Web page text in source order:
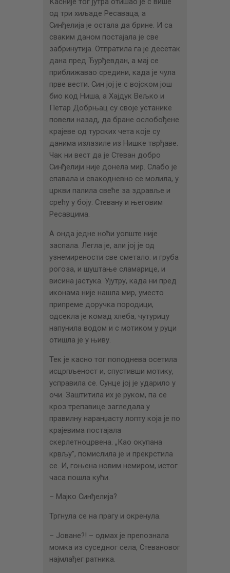
од три хиљаде Ресаваца, а
Синђелија је остала да брине. И са
сваким даном постајала је све
забринутија. Отпратила га је десетак
дана пред Ђурђевдан, а мај се
приближавао средини, када је чула
прве вести. Син јој је с војском још
био код Ниша, а Хајдук Вељко и
Петар Добрњац су своје устанике
повели назад, да бране ослобођене
крајеве од турских чета које су
данима излазиле из Нишке тврђаве.
Чак ни вест да је Стеван добро
Синђелији није донела мир. Слабо је
спавала и свакодневно се молила, у
цркви палила свеће за здравље и
срећу у боју. Стевану и његовим
Ресавцима.
А онда једне ноћи уопште није
заспала. Легла је, али јој је од
узнемирености све сметало: и груба
рогоза, и шуштање сламарице, и
висина јастука. Ујутру, када ни пред
иконама није нашла мир, уместо
припреме доручка породици,
одсекла је комад хлеба, чутурицу
напунила водом и с мотиком у руци
отишла је у њиву.
Тек је касно тог поподнева осетила
исцрпљеност и, спустивши мотику,
усправила се. Сунце јој је ударило у
очи. Заштитила их је руком, па се
кроз трепавице загледала у
правилну наранџасту лопту која је по
крајевима постајала
скерлетноцрвена. „Као окупана
крвљу”, помислила је и прекрстила
се. И, гоњена новим немиром, истог
часа пошла кући.
– Мајко Синђелија?
Тргнула се на прагу и окренула.
– Јоване?! – одмах је препознала
момка из суседног села, Стевановог
најмлађег ратника.